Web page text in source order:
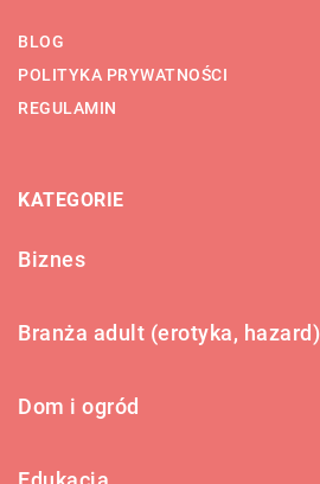
BLOG
POLITYKA PRYWATNOŚCI
REGULAMIN
KATEGORIE
Biznes
Branża adult (erotyka, hazard)
Dom i ogród